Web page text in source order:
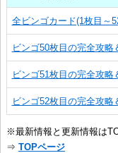
全ビンゴカード(1枚目～
ビンゴ50枚目の完全攻略
ビンゴ51枚目の完全攻略
ビンゴ52枚目の完全攻略
※最新情報と更新情報は
⇒ TOPページ